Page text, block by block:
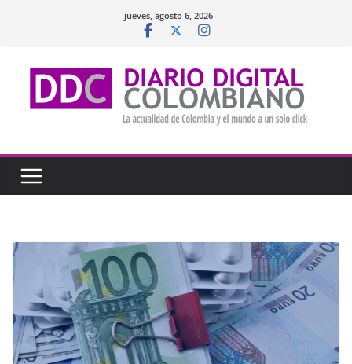
jueves, agosto 6, 2026